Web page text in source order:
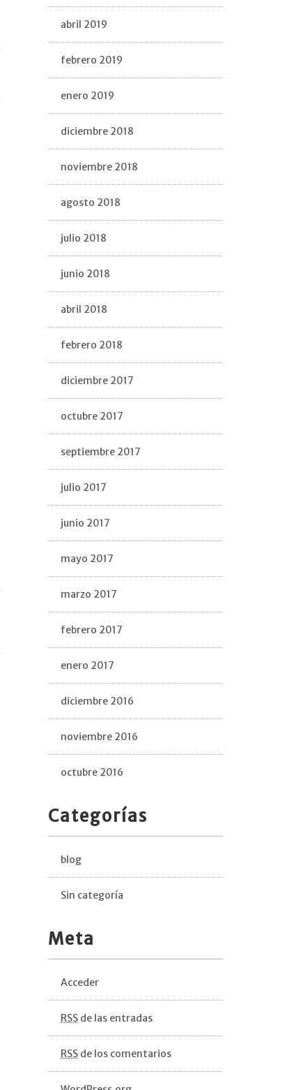
abril 2019
febrero 2019
enero 2019
diciembre 2018
noviembre 2018
agosto 2018
julio 2018
junio 2018
abril 2018
febrero 2018
diciembre 2017
octubre 2017
septiembre 2017
julio 2017
junio 2017
mayo 2017
marzo 2017
febrero 2017
enero 2017
diciembre 2016
noviembre 2016
octubre 2016
Categorías
blog
Sin categoría
Meta
Acceder
RSSde las entradas
RSSde los comentarios